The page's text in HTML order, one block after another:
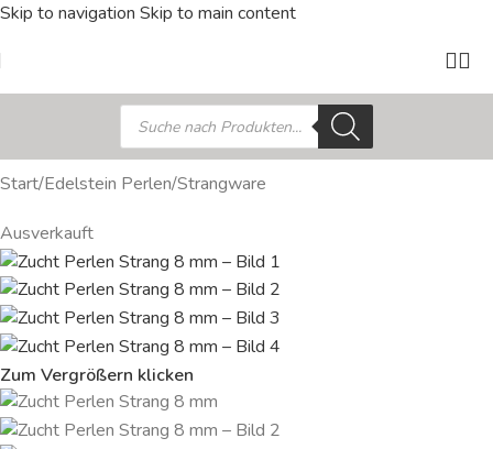
Skip to navigation Skip to main content
Start/Edelstein Perlen/Strangware
Ausverkauft
Zum Vergrößern klicken